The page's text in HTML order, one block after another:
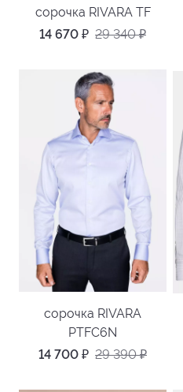
сорочка RIVARA TF
14 670 ₽ 29 340₽
сорочка RIVARA
PTFC6N
14 700 ₽ 29 390₽